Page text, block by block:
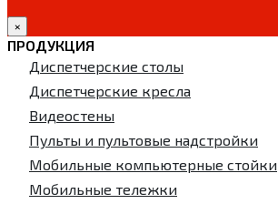
×
ПРОДУКЦИЯ
Диспетчерские столы
Диспетчерские кресла
Видеостены
Пульты и пультовые надстройки
Мобильные компьютерные стойки
Мобильные тележки